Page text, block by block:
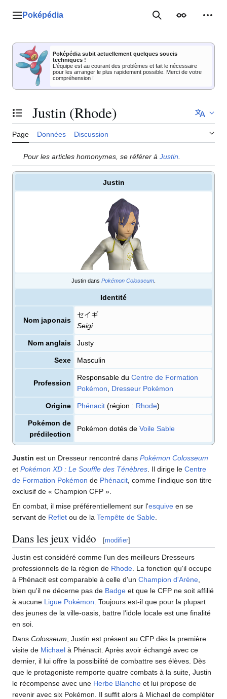
Menu principal
Poképédia RechercherApparence
Poképédia subit actuellement quelques soucis
techniques !
L'équipe est au courant des problèmes et fait le nécessaire
pour les arranger le plus rapidement possible. Merci de votre
compréhension !
Basculer la table des matières
Justin (Rhode)
Page Données Discussion
Pour les articles homonymes, se référer àJustin
Justin
Justin dans Pokémon Colosseum
Identité
Nom japonais
セイギ
Seigi
Nom anglais Justy
Sexe Masculin
Profession
Responsable du Centre de Formation
Pokémon
Dresseur Pokémon
Origine Phénacit (région : Rhode)
Pokémon de
prédilection
Pokémon dotés de Voile Sable
Justin est un Dresseur rencontré dans Pokémon Colosseum
et Pokémon XD : Le Souffle des Ténèbres . Il dirige le Centre
de Formation Pokémon de Phénacit , comme l'indique son titre
exclusif de « Champion CFP ».
En combat, il mise préférentiellement sur l'esquive en se
servant de Reflet ou de la Tempête de Sable
Dans les jeux vidéo [modifier]
Justin est considéré comme l'un des meilleurs Dresseurs
professionnels de la région de Rhode . La fonction qu'il occupe
à Phénacit est comparable à celle d'un Champion d'Arène
bien qu'il ne décerne pas de Badge et que le CFP ne soit affilié
à aucune Ligue Pokémon . Toujours est-il que pour la plupart
des jeunes de la ville-oasis, battre l'idole locale est une finalité
en soi.
Dans Colosseum , Justin est présent au CFP dès la première
visite de Michael à Phénacit. Après avoir échangé avec ce
dernier, il lui offre la possibilité de combattre ses élèves. Dès
que le protagoniste remporte quatre combats à la suite, Justin
le récompense avec une Herbe Blanche et lui propose de
revenir avec six Pokémon. Il suffit alors à Michael de compléter